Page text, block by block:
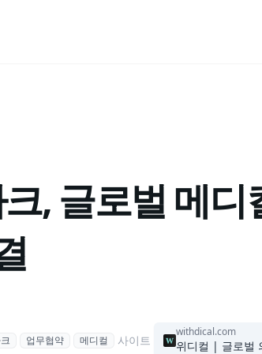
, 글로벌 메디
업무협약 메디컬 사이트
withdical.com
위디컬 | 글로벌